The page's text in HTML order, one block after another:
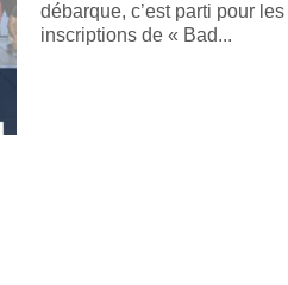
débarque, c’est parti pour les
inscriptions de « Bad...